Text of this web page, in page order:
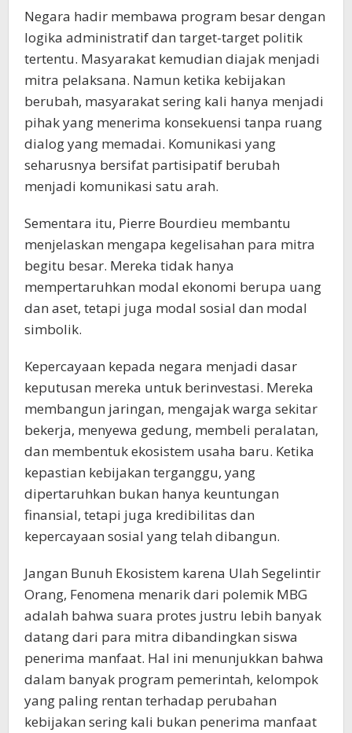
Negara hadir membawa program besar dengan
logika administratif dan target-target politik
tertentu. Masyarakat kemudian diajak menjadi
mitra pelaksana. Namun ketika kebijakan
berubah, masyarakat sering kali hanya menjadi
pihak yang menerima konsekuensi tanpa ruang
dialog yang memadai. Komunikasi yang
seharusnya bersifat partisipatif berubah
menjadi komunikasi satu arah.
Sementara itu, Pierre Bourdieu membantu
menjelaskan mengapa kegelisahan para mitra
begitu besar. Mereka tidak hanya
mempertaruhkan modal ekonomi berupa uang
dan aset, tetapi juga modal sosial dan modal
simbolik.
Kepercayaan kepada negara menjadi dasar
keputusan mereka untuk berinvestasi. Mereka
membangun jaringan, mengajak warga sekitar
bekerja, menyewa gedung, membeli peralatan,
dan membentuk ekosistem usaha baru. Ketika
kepastian kebijakan terganggu, yang
dipertaruhkan bukan hanya keuntungan
finansial, tetapi juga kredibilitas dan
kepercayaan sosial yang telah dibangun.
Jangan Bunuh Ekosistem karena Ulah Segelintir
Orang, Fenomena menarik dari polemik MBG
adalah bahwa suara protes justru lebih banyak
datang dari para mitra dibandingkan siswa
penerima manfaat. Hal ini menunjukkan bahwa
dalam banyak program pemerintah, kelompok
yang paling rentan terhadap perubahan
kebijakan sering kali bukan penerima manfaat